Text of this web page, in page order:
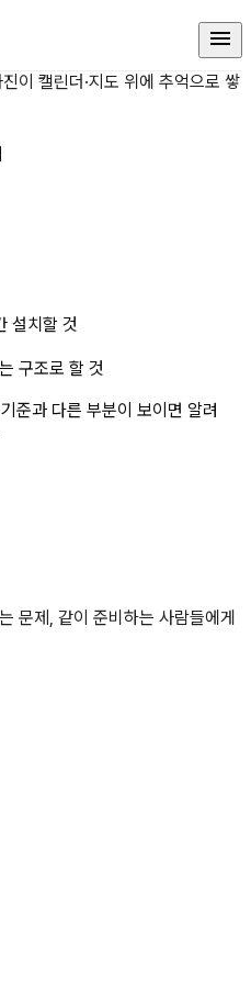
수사항 4가지
이 캘린더·지도 위에 추억으로 쌓
설치할 것
구조로 할 것
준과 다른 부분이 보이면 알려
문제, 같이 준비하는 사람들에게